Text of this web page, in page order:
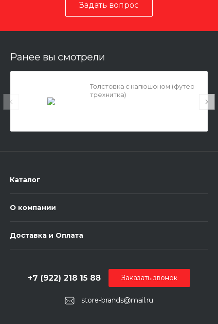
Задать вопрос
Ранее вы смотрели
Толстовка с капюшоном (футер-
трехнитка)
Каталог
О компании
Доставка и Оплата
store-brands@mail.ru
+7 (922) 218 15 88 Заказать звонок